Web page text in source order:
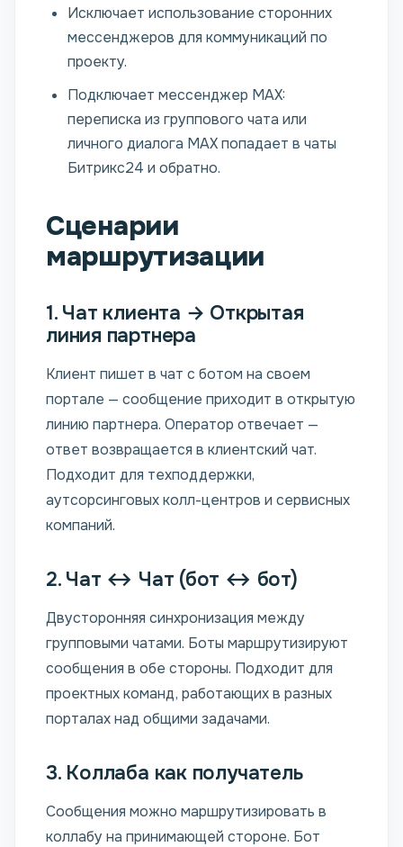
Исключает использование сторонних
мессенджеров для коммуникаций по
проекту.
Подключает мессенджер MAX:
переписка из группового чата или
личного диалога MAX попадает в чаты
Битрикс24 и обратно.
Сценарии
маршрутизации
1. Чат клиента → Открытая
линия партнера
Клиент пишет в чат с ботом на своем
портале — сообщение приходит в открытую
линию партнера. Оператор отвечает —
ответ возвращается в клиентский чат.
Подходит для техподдержки,
аутсорсинговых колл-центров и сервисных
компаний.
2. Чат ↔ Чат (бот ↔ бот)
Двусторонняя синхронизация между
групповыми чатами. Боты маршрутизируют
сообщения в обе стороны. Подходит для
проектных команд, работающих в разных
порталах над общими задачами.
3. Коллаба как получатель
Сообщения можно маршрутизировать в
коллабу на принимающей стороне. Бот